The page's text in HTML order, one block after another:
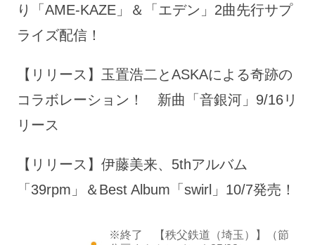
り「AME-KAZE」＆「エデン」2曲先行サプ
ライズ配信！
【リリース】玉置浩二とASKAによる奇跡の
コラボレーション！ 新曲「音銀河」9/16リ
リース
【リリース】伊藤美来、5thアルバム
「39rpm」＆Best Album「swirl」10/7発売！
※終了 【秩父鉄道（埼玉）】（節